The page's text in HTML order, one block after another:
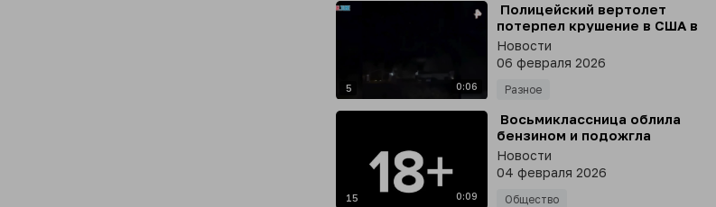
5 0:06
⁣ Полицейский вертолет
потерпел крушение в США в
штате Аризона, погибли
двое, сообщает ABC News
Новости
06 февраля 2026
Разное
15 0:09
⁣ Восьмиклассница облила
бензином и подожгла
сверстников и едва не
спалила школу в
Красноярске
Новости
04 февраля 2026
Общество